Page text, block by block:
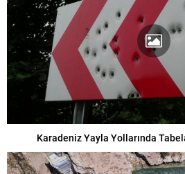
Karadeniz Yayla Yollarında